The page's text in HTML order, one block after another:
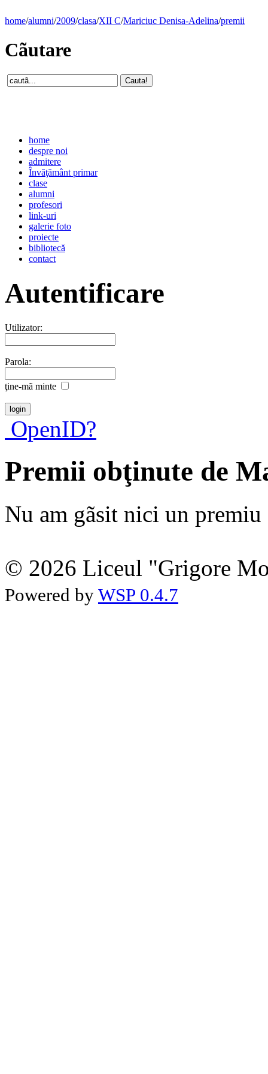
home/alumni/2009/clasa/XII C/Mariciuc Denisa-Adelina/premii
Cãutare
home
despre noi
admitere
Învăţământ primar
clase
alumni
profesori
link-uri
galerie foto
proiecte
bibliotecă
contact
Autentificare
Utilizator:
Parola:
ţine-mã minte
OpenID?
Premii obţinute de
Nu am gãsit nici un premiu
© 2026 Liceul "Grigore
Powered by WSP 0.4.7